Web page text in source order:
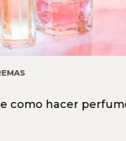
como hacer